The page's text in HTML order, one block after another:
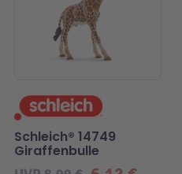
Schleich® 14749
Giraffenbulle